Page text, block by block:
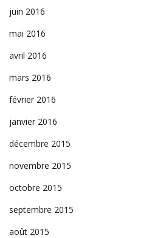
juin 2016
mai 2016
avril 2016
mars 2016
février 2016
janvier 2016
décembre 2015
novembre 2015
octobre 2015
septembre 2015
août 2015